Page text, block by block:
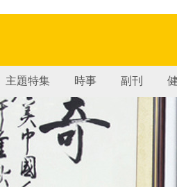
主題特集 時事 副刊